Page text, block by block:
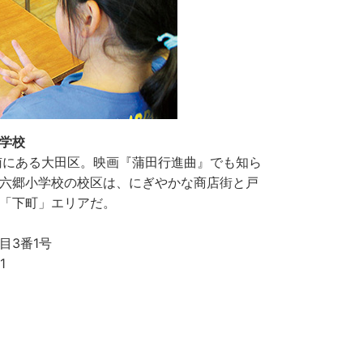
校
ある大田区。映画『蒲田行進曲』でも知ら
郷小学校の校区は、にぎやかな商店街と戸
下町」エリアだ。
3番1号